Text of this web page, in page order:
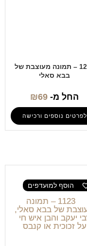
1203 – תמונה מעוצבת של
בבא סאלי
החל מ- ₪69
לפרטים נוספים ורכישה
הוסף למועדפים